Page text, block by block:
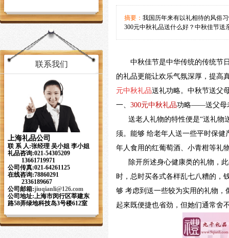
联系我们
上海礼品公司
联 系 人:张经理 吴小姐 李小姐
礼品咨询:021-54305209
13661719971
公司传真:021-64261125
在线咨询:78860291
2336189667
公司邮箱:jiuqianli@126.com
公司地址:上海市闵行区莘建东
路58弄绿地科技岛3号楼612室
摘要： 我国历年来有以礼相待的风俗
300元中秋礼品送什么好？中秋佳节
中秋佳节是中华传统的传统节日
的礼品更能让欢乐气氛深厚，提高
元中秋礼品送礼功略。中秋节送父
一、 300元中秋礼品功略——送父母
送老人礼物的特性便是“送礼物
须。能够 给老年人送一些平时保
年人食用的红葡萄酒、小青柑等礼
除开所述身心健康类的礼物，此
时，总时买各式各样乱七八糟的，
够 考虑到送一些较为实用的礼物，
起來既便捷也省劲，但她们通常舍